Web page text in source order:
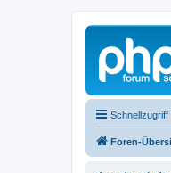
Schnellzugriff
Foren-